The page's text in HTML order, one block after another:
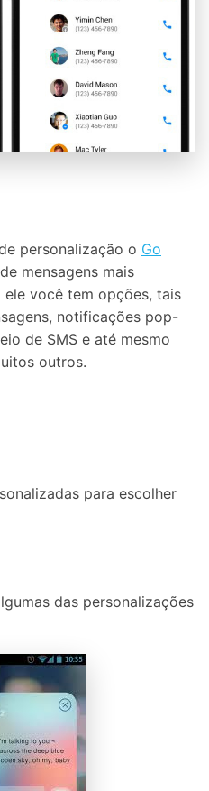
personalização o Go
mensagens mais
você tem opções, tais
notificações pop-
de SMS e até mesmo
outros.
para escolher
das personalizações